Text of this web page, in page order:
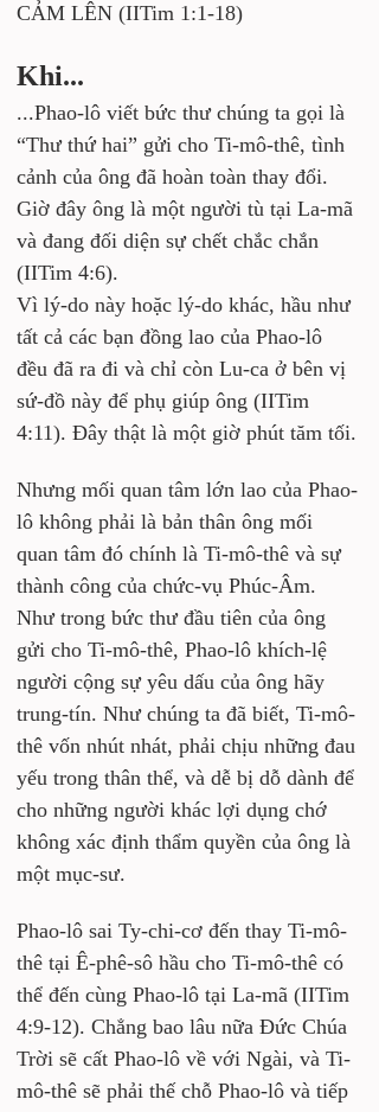
CẢM LÊN (IITim 1:1-18)
Khi...
...Phao-lô viết bức thư chúng ta gọi là
“Thư thứ hai” gửi cho Ti-mô-thê, tình
cảnh của ông đã hoàn toàn thay đổi.
Giờ đây ông là một người tù tại La-mã
và đang đối diện sự chết chắc chắn
(IITim 4:6).
Vì lý-do này hoặc lý-do khác, hầu như
tất cả các bạn đồng lao của Phao-lô
đều đã ra đi và chỉ còn Lu-ca ở bên vị
sứ-đồ này để phụ giúp ông (IITim
4:11). Đây thật là một giờ phút tăm tối.
Nhưng mối quan tâm lớn lao của Phao-
lô không phải là bản thân ông mối
quan tâm đó chính là Ti-mô-thê và sự
thành công của chức-vụ Phúc-Âm.
Như trong bức thư đầu tiên của ông
gửi cho Ti-mô-thê, Phao-lô khích-lệ
người cộng sự yêu dấu của ông hãy
trung-tín. Như chúng ta đã biết, Ti-mô-
thê vốn nhút nhát, phải chịu những đau
yếu trong thân thể, và dễ bị dỗ dành để
cho những người khác lợi dụng chớ
không xác định thẩm quyền của ông là
một mục-sư.
Phao-lô sai Ty-chi-cơ đến thay Ti-mô-
thê tại Ê-phê-sô hầu cho Ti-mô-thê có
thể đến cùng Phao-lô tại La-mã (IITim
4:9-12). Chẳng bao lâu nữa Đức Chúa
Trời sẽ cất Phao-lô về với Ngài, và Ti-
mô-thê sẽ phải thế chỗ Phao-lô và tiếp